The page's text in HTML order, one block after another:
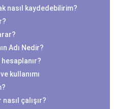
nasıl kaydedebilirim?
Adı Nedir?
kullanımı
çalışır?